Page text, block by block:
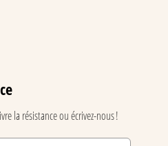
la résistance ou écrivez-nous !